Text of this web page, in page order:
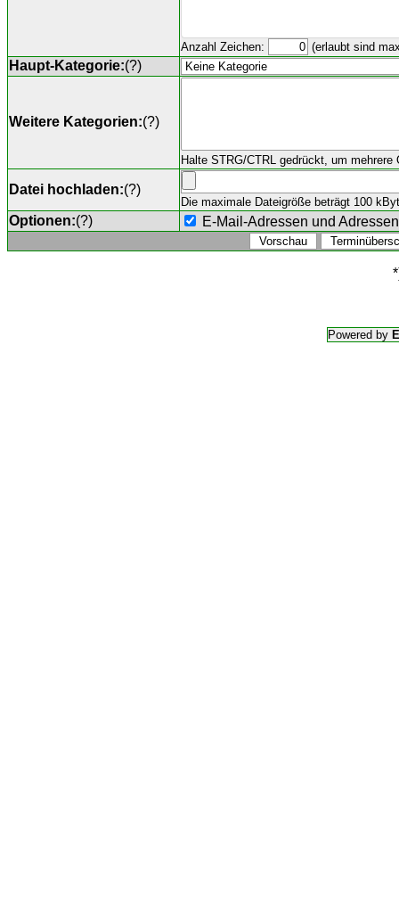
Anzahl Zeichen: (erlaubt sind
Haupt-Kategorie:(?)
Weitere Kategorien:(?)
Halte STRG/CTRL gedrückt, um mehrere
Datei hochladen:(?)
Die maximale Dateigröße beträgt 100
Optionen:(?) E-Mail-Adressen und
Powered by